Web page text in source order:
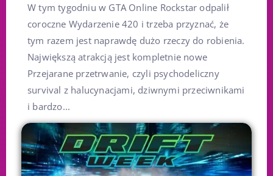
W tym tygodniu w GTA Online Rockstar odpalił
coroczne Wydarzenie 420 i trzeba przyznać, że
tym razem jest naprawdę dużo rzeczy do robienia.
Największą atrakcją jest kompletnie nowe
Przejarane przetrwanie, czyli psychodeliczny
survival z halucynacjami, dziwnymi przeciwnikami
i bardzo...